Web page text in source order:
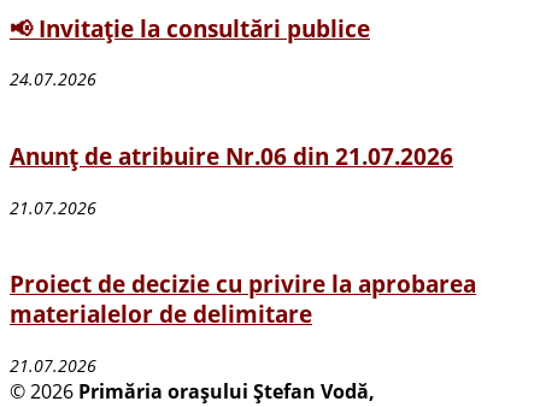
📢 Invitație la consultări publice
24.07.2026
Anunț de atribuire Nr.06 din 21.07.2026
21.07.2026
Proiect de decizie cu privire la aprobarea
materialelor de delimitare
21.07.2026
© 2026 Primăria oraşului Ştefan Vodă,